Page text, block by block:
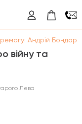
Андрій Бондар
війну та
Лева